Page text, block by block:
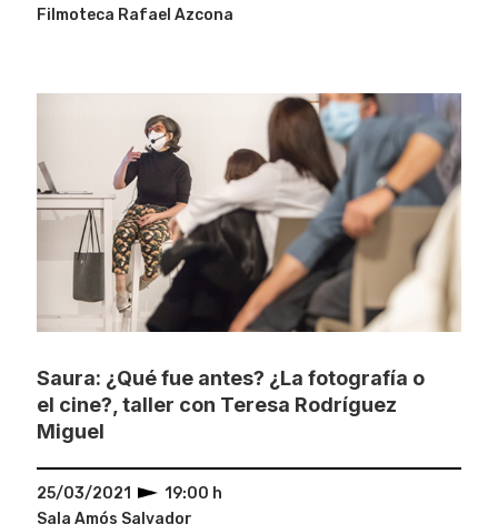
Filmoteca Rafael Azcona
Saura: ¿Qué fue antes? ¿La fotografía o
el cine?, taller con Teresa Rodríguez
Miguel
25/03/2021
19:00 h
Sala Amós Salvador